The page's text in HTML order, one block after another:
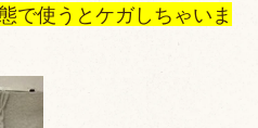
で使うとケガしちゃいま